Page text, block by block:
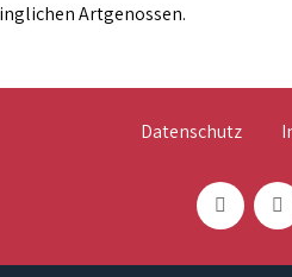
Artgenossen.
Datenschutz